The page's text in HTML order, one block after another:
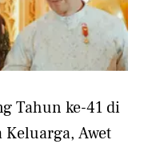
Tahun ke-41 di
Keluarga, Awet